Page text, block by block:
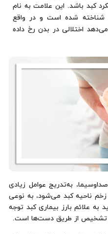
کبد باشد. این علامت به نام
شناخته شده است و در واقع
اختلالی در بدن رخ داده
به‌تدریج عوامل زیادی
ناحیه کبد می‌شود، به نوعی
به علائم بارز بیماری کبد توجه
تشخیص از طریق دست‌ها است.